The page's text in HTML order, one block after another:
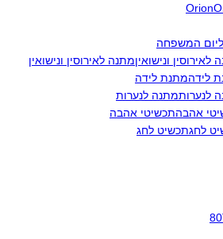
Orion
המשפחה
מתנה לאירוסין ונישואין
מתנת לידה
מתנה לנערות
תכשיטי אהבה
תכשיט לחג